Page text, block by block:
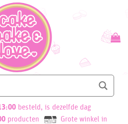
besteld, is dezelfde dag
producten
Grote winkel in